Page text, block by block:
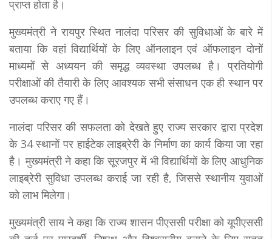
प्राप्त होता है।
मुख्यमंत्री ने रायपुर स्थित नालंदा परिसर की सुविधाओं के बारे में
बताया कि वहां विद्यार्थियों के लिए ऑनलाइन एवं ऑफलाइन दोनों
माध्यमों से अध्ययन की समृद्ध व्यवस्था उपलब्ध है। प्रतियोगी
परीक्षाओं की तैयारी के लिए आवश्यक सभी संसाधन एक ही स्थान पर
उपलब्ध कराए गए हैं।
नालंदा परिसर की सफलता को देखते हुए राज्य सरकार द्वारा प्रदेश
के 34 स्थानों पर हाईटेक लाइब्रेरी के निर्माण का कार्य किया जा रहा
है। मुख्यमंत्री ने कहा कि सूरजपुर में भी विद्यार्थियों के लिए आधुनिक
लाइब्रेरी सुविधा उपलब्ध कराई जा रही है, जिससे स्थानीय युवाओं
को लाभ मिलेगा।
मुख्यमंत्री साय ने कहा कि राज्य शासन पीएससी परीक्षा को यूपीएससी